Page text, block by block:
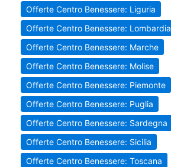
Offerte Centro Benessere: Liguria
Offerte Centro Benessere: Lombardia
Offerte Centro Benessere: Marche
Offerte Centro Benessere: Molise
Offerte Centro Benessere: Piemonte
Offerte Centro Benessere: Puglia
Offerte Centro Benessere: Sardegna
Offerte Centro Benessere: Sicilia
Offerte Centro Benessere: Toscana